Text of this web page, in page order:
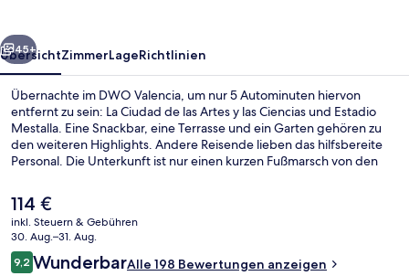
Weiter
45+
ÜbersichtZimmerLageRichtlinien
Übernachte im DWO Valencia, um nur 5 Autominuten hiervon
entfernt zu sein: La Ciudad de las Artes y las Ciencias und Estadio
Mestalla. Eine Snackbar, eine Terrasse und ein Garten gehören zu
den weiteren Highlights. Andere Reisende lieben das hilfsbereite
Personal. Die Unterkunft ist nur einen kurzen Fußmarsch von den
Minuten (Metrostation Ayora) bzw. 11 Minuten (Metrostation
Amistat).
Der
aktuelle
Preis
beträgt
114 €.
114 €
inkl. Steuern & Gebühren
30. Aug.–31. Aug.
Bewertungen
9,29,2 von 10.
WunderbarAlle 198 Bewertungen anzeigen